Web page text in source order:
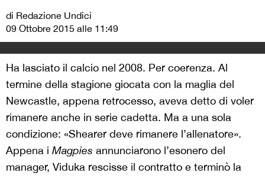
di Redazione Undici
09 Ottobre 2015 alle 11:49
Ha lasciato il calcio nel 2008. Per coerenza. Al
termine della stagione giocata con la maglia del
Newcastle, appena retrocesso, aveva detto di voler
rimanere anche in serie cadetta. Ma a una sola
condizione: «Shearer deve rimanere l’allenatore».
Appena i Magpies annunciarono l’esonero del
manager, Viduka rescisse il contratto e terminò la